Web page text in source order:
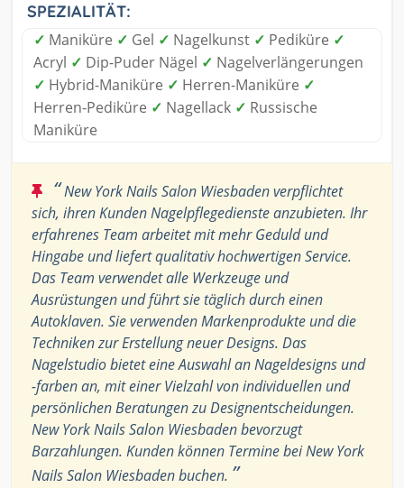
SPEZIALITÄT:
✓ Maniküre ✓ Gel ✓ Nagelkunst ✓ Pediküre ✓
Acryl ✓ Dip-Puder Nägel ✓ Nagelverlängerungen
✓ Hybrid-Maniküre ✓ Herren-Maniküre ✓
Herren-Pediküre ✓ Nagellack ✓ Russische
Maniküre
“New York Nails Salon Wiesbaden verpflichtet
sich, ihren Kunden Nagelpflegedienste anzubieten. Ihr
erfahrenes Team arbeitet mit mehr Geduld und
Hingabe und liefert qualitativ hochwertigen Service.
Das Team verwendet alle Werkzeuge und
Ausrüstungen und führt sie täglich durch einen
Autoklaven. Sie verwenden Markenprodukte und die
Techniken zur Erstellung neuer Designs. Das
Nagelstudio bietet eine Auswahl an Nageldesigns und
-farben an, mit einer Vielzahl von individuellen und
persönlichen Beratungen zu Designentscheidungen.
New York Nails Salon Wiesbaden bevorzugt
Barzahlungen. Kunden können Termine bei New York
Nails Salon Wiesbaden buchen. ”